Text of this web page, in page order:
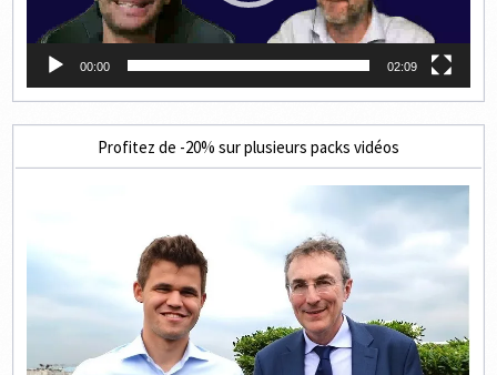
00:00 02:09
Profitez de -20% sur plusieurs packs vidéos